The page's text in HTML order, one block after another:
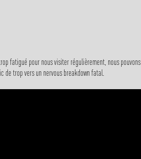
fatigué pour nous visiter régulièrement, nous pouvons
trop vers un nervous breakdown fatal.